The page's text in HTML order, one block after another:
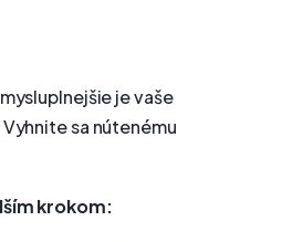
je vaše
sa nútenému
krokom: